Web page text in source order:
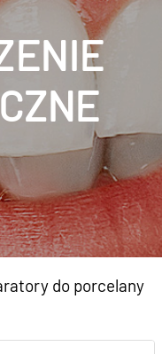
do porcelany